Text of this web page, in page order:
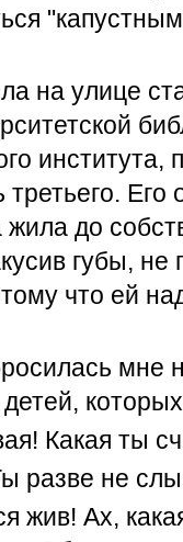
на улице
Его
до
губы, не
что ей
мне
Какая ты
разве не
жив! Ах,